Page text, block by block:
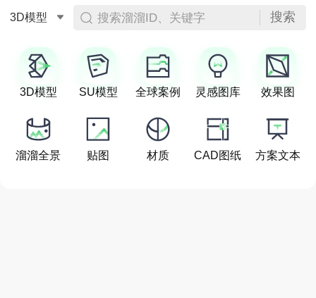
3D模型 搜索溜溜ID、关键字 搜索
3D模型 SU模型 全球案例 灵感图库 效果图
溜溜全景 贴图 材质 CAD图纸 方案文本